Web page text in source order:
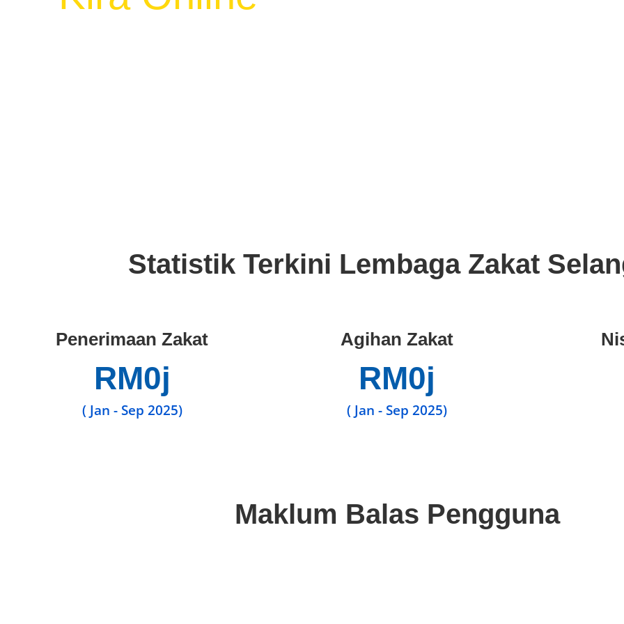
Statistik Terkini Lembaga Zakat
Penerimaan Zakat
( Jan - Sep 2025)
RM0j
Agihan Zakat
( Jan - Sep 2025)
RM0j
Maklum Balas Pengguna